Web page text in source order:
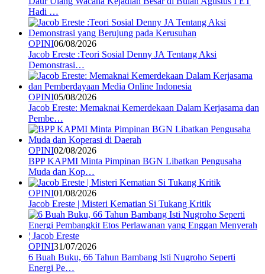
Hadi …
OPINI06/08/2026
Jacob Ereste :Teori Sosial Denny JA Tentang Aksi
Demonstrasi…
OPINI05/08/2026
Jacob Ereste: Memaknai Kemerdekaan Dalam Kerjasama dan
Pembe…
OPINI02/08/2026
BPP KAPMI Minta Pimpinan BGN Libatkan Pengusaha
Muda dan Kop…
OPINI01/08/2026
Jacob Ereste | Misteri Kematian Si Tukang Kritik
OPINI31/07/2026
6 Buah Buku, 66 Tahun Bambang Isti Nugroho Seperti
Energi Pe…